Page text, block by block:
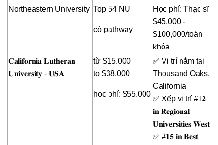
Northeastern University Top 54 NU
có pathway
Học phí: Thạc sĩ
$45,000 -
$100,000/toàn
khóa
𝐂𝐚𝐥𝐢𝐟𝐨𝐫𝐧𝐢𝐚 𝐋𝐮𝐭𝐡𝐞𝐫𝐚𝐧
𝐔𝐧𝐢𝐯𝐞𝐫𝐬𝐢𝐭𝐲 - 𝐔𝐒𝐀
từ $15,000
to $38,000
học phí: $55,000
✅ Vị trí nằm tại
Thousand Oaks,
California
✅ Xếp vị trí #𝟏𝟐
𝐢𝐧 𝐑𝐞𝐠𝐢𝐨𝐧𝐚𝐥
𝐔𝐧𝐢𝐯𝐞𝐫𝐬𝐢𝐭𝐢𝐞𝐬 𝐖𝐞𝐬𝐭
✅ #𝟏𝟓 𝐢𝐧 𝐁𝐞𝐬𝐭